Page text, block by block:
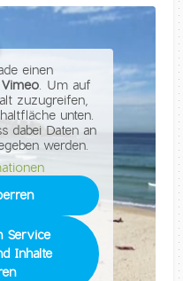
einen
Vimeo. Um auf
zuzugreifen,
unten.
dabei Daten an
werden.
Service
Inhalte